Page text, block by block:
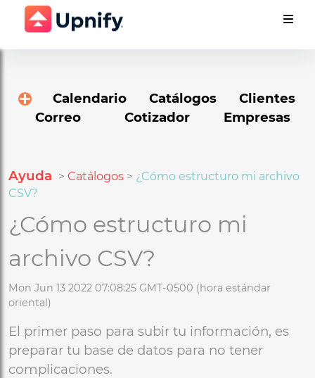
Calendario Catálogos
Clientes
Correo
Cotizador Empresas
Ayuda > Catálogos > ¿Cómo estructuro mi archivo
CSV?
¿Cómo estructuro mi
archivo CSV?
Mon Jun 13 2022 07:08:25 GMT-0500 (hora estándar
oriental)
El primer paso para subir tu información, es
preparar tu base de datos para no tener
complicaciones.